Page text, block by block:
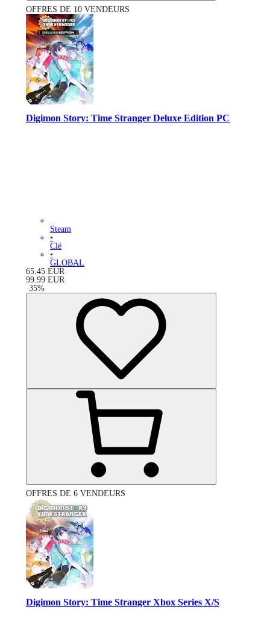
OFFRES DE 10 VENDEURS
Digimon Story: Time Stranger Deluxe Edition PC
Steam
•
Clé
•
GLOBAL
65.45 EUR
99.99 EUR
-35%
OFFRES DE 6 VENDEURS
Digimon Story: Time Stranger Xbox Series X/S